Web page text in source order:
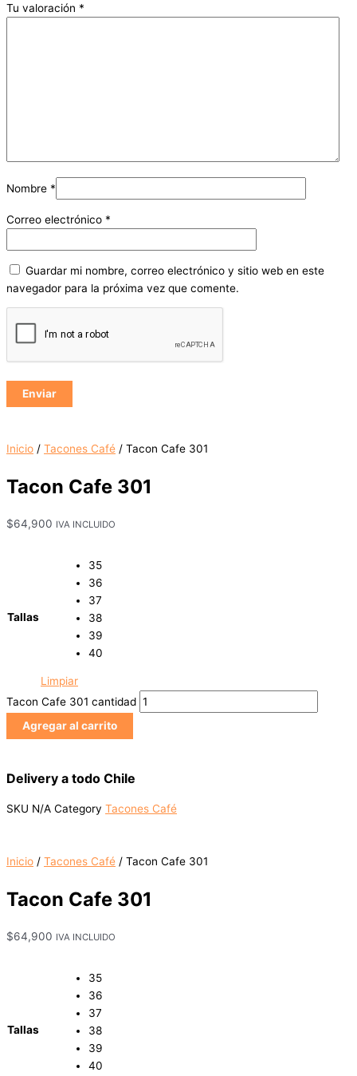
Tu valoración *
Nombre *
Correo electrónico *
Guardar mi nombre, correo electrónico y sitio web en este
navegador para la próxima vez que comente.
Inicio / Tacones Café / Tacon Cafe 301
Tacon Cafe 301
$64,900 IVA INCLUIDO
Tallas
35
36
37
38
39
40
Limpiar
Tacon Cafe 301 cantidad
Agregar al carrito
Delivery a todo Chile
SKU N/A Category Tacones Café
Inicio / Tacones Café / Tacon Cafe 301
Tacon Cafe 301
$64,900 IVA INCLUIDO
Tallas
35
36
37
38
39
40